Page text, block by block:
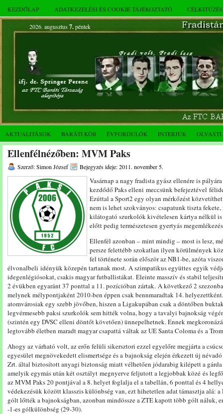
KEZDŐLAP ADATKEZELÉSI ÉS COOKIE TÁJÉKOZTATÓ
2026. augusztus 7.péntek
AKTUALITÁSOK BARÁTI KÖR ÉVFORDULÓK INTERJÚK
Ellenfélnézőben: MVM Paks
Szerző: Simon József Bejegyzés ideje: 2011. november 5.
Vasárnap a nagy fradista gyász ellenére is
kezdődő Paks elleni meccsünk befejeztével
Ezúttal a Sport2 egy olyan mérkőzést
nem is lehet szokványos: csapatunk tiszta
kilátogató szurkolók kivételesen kártya nélkül is
előtt pedig természetesen gyertyás
Ellenfél azonban – mint mindig – most is lesz,
persze felettébb szokatlan ilyen körülmények
fel története során először az NB1-be, azóta
élvonalbeli idényük közepén tartanak most. A szimpatikus együttes egyik
idegenlégiósokat, csakis magyar futballistákat. Eleinte masszív és stabil
2 évükben egyaránt 37 ponttal a 11. pozícióban zártak. A következő 2
melynek mélypontjaként 2010-ben éppen csak bennmaradtak 14.
atomvárosiak egy szebb jövőben, hiszen a Ligakupában csak a döntőben
legvérmesebb paksi szurkolók sem hitték volna, hogy a tavalyi bajnokság
(szintén egy DVSC elleni döntőt követően) ünnepelhetnek. Ennek
legtovább életben maradt magyar csapattá váltak az UE Santa Coloma és a
Ahogy az várható volt, az erőn felüli sikersztori ezzel egyelőre megjárta a
egyesület megnövekedett elismertsége és a bajnokság elején érkezett új
Zrt. által biztosított anyagi biztonság miatt vélhetően jódarabig kilépett a gárda
amelyik egymás után két osztályt megnyerve feljutott a legjobbak közé és
az MVM Paks 20 pontjával a 8. helyet foglalja el a tabellán, 6 ponttal és 4
védekezésük között klasszis különbség van, ezt hihetetlen adat támasztja alá:
gólt lőtték a bajnokságban, azonban mindössze a ZTE kapott több gólt náluk,
-1-es gólkülönbség (29-30).